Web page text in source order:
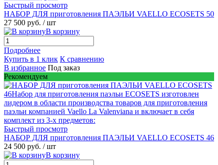
Быстрый просмотр
НАБОР ДЛЯ приготовления ПАЭЛЬИ VAELLO ECOSETS 50
27 500 руб. / шт
В корзину
Подробнее
Купить в 1 клик К сравнению
В избранное Под заказ
Рекомендуем
Быстрый просмотр
НАБОР ДЛЯ приготовления ПАЭЛЬИ VAELLO ECOSETS 46
24 500 руб. / шт
В корзину